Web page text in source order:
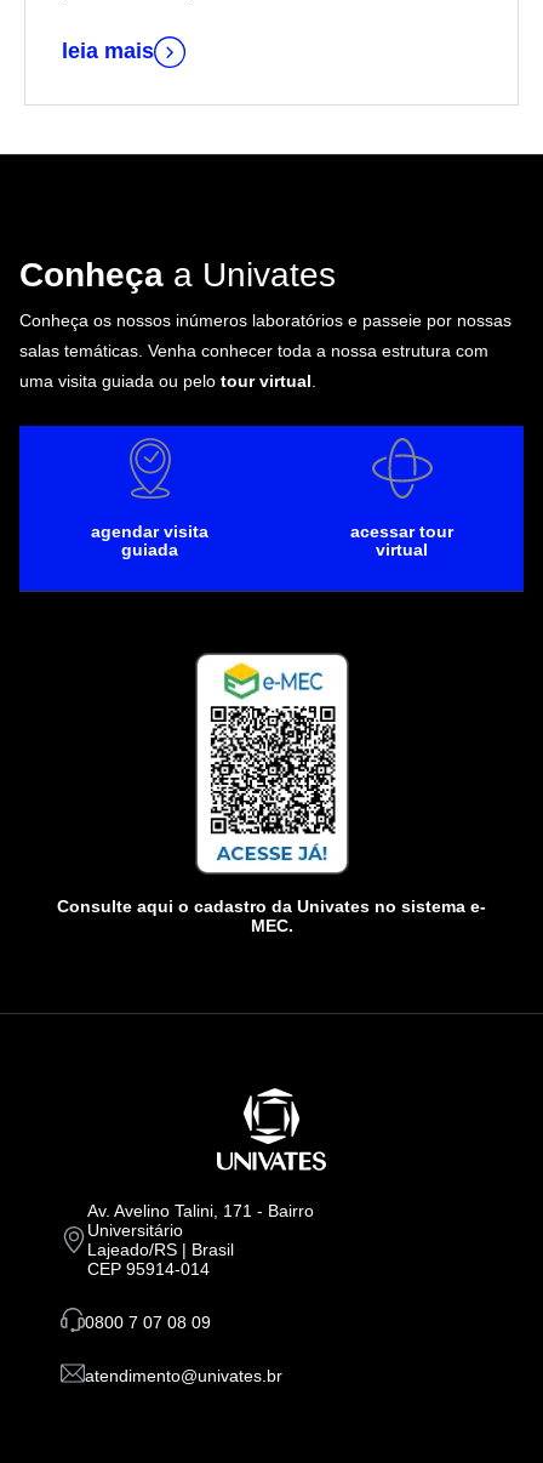
leia mais
Conheça a Univates
Conheça os nossos inúmeros laboratórios e passeie por nossas
salas temáticas. Venha conhecer toda a nossa estrutura com
uma visita guiada ou pelo tour virtual
agendar visita
guiada
acessar tour
virtual
Consulte aqui o cadastro da Univates no sistema e-
MEC.
Av. Avelino Talini, 171 - Bairro
Universitário
Lajeado/RS | Brasil
CEP 95914-014
0800 7 07 08 09
atendimento@univates.br